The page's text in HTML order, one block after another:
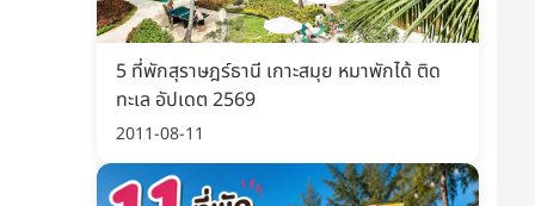
5 ที่พักสุราษฎร์ธานี เกาะสมุย หมาพักได้ ติด
ทะเล อัปเดต 2569
2011-08-11